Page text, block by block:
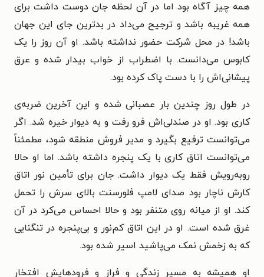
همه چیز آگاه بود اما در آن لحظه جان دوست داشت برای
همه غریبه باشد و ترجیح می‌داد در بدترین جای این جهان
باشد! در محل شرکت حضور نداشته باشد. او آن روز را یک
کابوس می‌دانست. با اضطراب از خواب بیدار شده و عرق
پیشانی‌اش را با دست پاک کرده بود.
در طول روز چندین بار عصبانی شده و این آخرین ضربه‌ی
کاری بود. او در صندلی‌اش فرو رفت و به دیوار خیره شد. اگر
می‌توانست ترفیع بگیرد و مدیر فروش منطقه شود، مطمئناً
می‌توانست اتاق کاری با یک پنجره داشته باشد. اما او حالا
روبه‌رویش فقط یک دیوار داشت. جان برای تأمین نور اتاق
کارش ناچار بود صدای لامپ فلورسنت بالای سرش را تحمل
کند. او از میانه روی متنفر بود و حالا احساس می‌کرد در آن
غرق شده است. او در این اتاق کم‌نور و بی‌پنجره در تنگنایی
که به زخمش نمک می‌پاشید اسیر شده بود.
او همیشه به مسیر زندگی و فراز و فرود‌هایش افتخار